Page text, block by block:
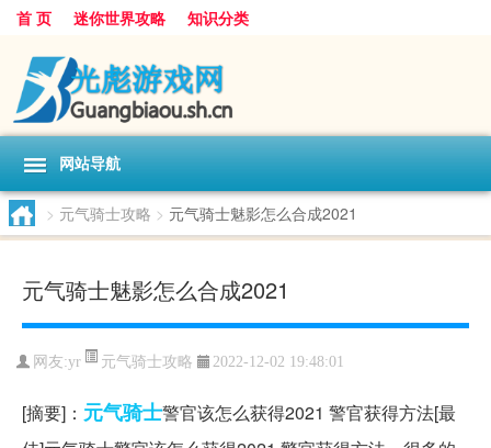
首 页 迷你世界攻略 知识分类
网站导航
> 元气骑士攻略 > 元气骑士魅影怎么合成2021
元气骑士魅影怎么合成2021
网友:yr 元气骑士攻略 2022-12-02 19:48:01
[摘要]： 元气骑士警官该怎么获得2021 警官获得方法[最